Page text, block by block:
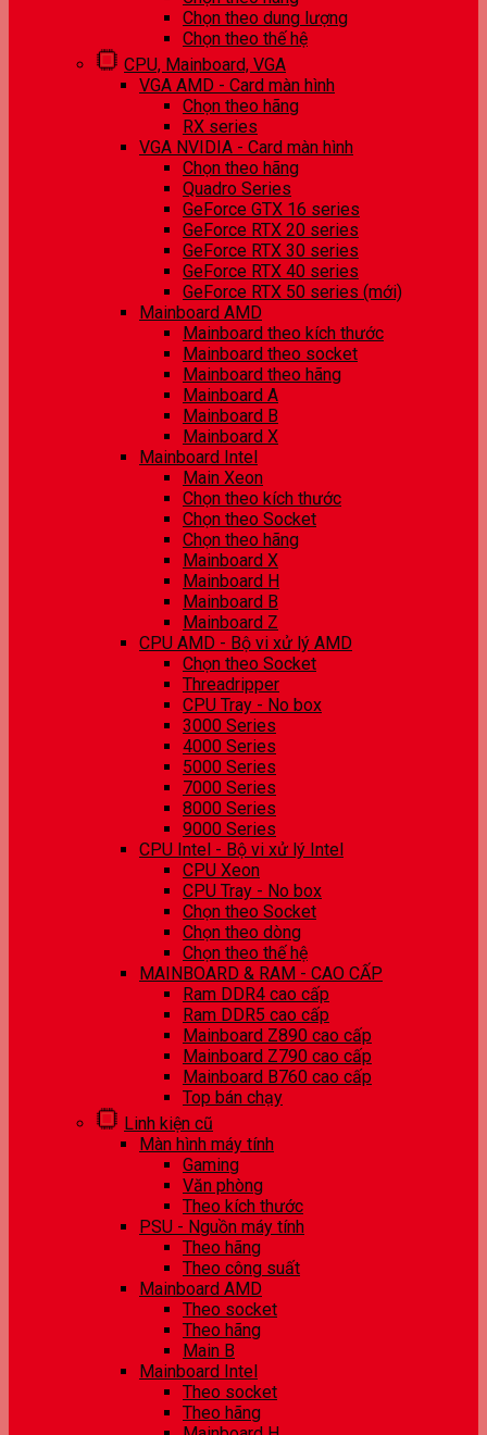
Chọn theo dung lượng
Chọn theo thế hệ
CPU, Mainboard, VGA
VGA AMD - Card màn hình
Chọn theo hãng
RX series
VGA NVIDIA - Card màn hình
Chọn theo hãng
Quadro Series
GeForce GTX 16 series
GeForce RTX 20 series
GeForce RTX 30 series
GeForce RTX 40 series
GeForce RTX 50 series (mới)
Mainboard AMD
Mainboard theo kích thước
Mainboard theo socket
Mainboard theo hãng
Mainboard A
Mainboard B
Mainboard X
Mainboard Intel
Main Xeon
Chọn theo kích thước
Chọn theo Socket
Chọn theo hãng
Mainboard X
Mainboard H
Mainboard B
Mainboard Z
CPU AMD - Bộ vi xử lý AMD
Chọn theo Socket
Threadripper
CPU Tray - No box
3000 Series
4000 Series
5000 Series
7000 Series
8000 Series
9000 Series
CPU Intel - Bộ vi xử lý Intel
CPU Xeon
CPU Tray - No box
Chọn theo Socket
Chọn theo dòng
Chọn theo thế hệ
MAINBOARD & RAM - CAO CẤP
Ram DDR4 cao cấp
Ram DDR5 cao cấp
Mainboard Z890 cao cấp
Mainboard Z790 cao cấp
Mainboard B760 cao cấp
Top bán chạy
Linh kiện cũ
Màn hình máy tính
Gaming
Văn phòng
Theo kích thước
PSU - Nguồn máy tính
Theo hãng
Theo công suất
Mainboard AMD
Theo socket
Theo hãng
Main B
Mainboard Intel
Theo socket
Theo hãng